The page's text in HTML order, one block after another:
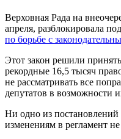
Верховная Рада на
апреля, разблокировала
по борьбе с
Этот закон решили
рекордные 16,5 тысяч
не рассматривать все
депутатов в возможности
Ни одно из постановлений
изменениям в регламент